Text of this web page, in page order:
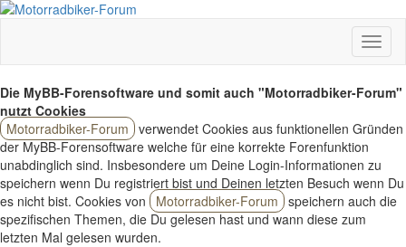
Die MyBB-Forensoftware und somit auch "Motorradbiker-Forum"
nutzt Cookies
Motorradbiker-Forum verwendet Cookies aus funktionellen Gründen
der MyBB-Forensoftware welche für eine korrekte Forenfunktion
unabdinglich sind. Insbesondere um Deine Login-Informationen zu
speichern wenn Du registriert bist und Deinen letzten Besuch wenn Du
es nicht bist. Cookies von
Motorradbiker-Forum speichern auch die
spezifischen Themen, die Du gelesen hast und wann diese zum
letzten Mal gelesen wurden.